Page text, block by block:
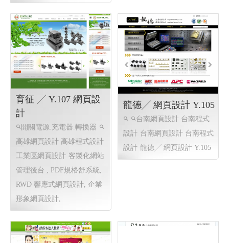
育征 ╱ Y.107 網頁設
計
開關電源.充電器.轉換器
高雄網頁設計 高雄程式設計
工業區網頁設計 客製化網站
管理後台 , PDF規格舒系統,
RWD 響應式網頁設計, 企業
形象網頁設計,
龍德╱ 網頁設計 Y.105
台南網頁設計 台南程式
設計 台南網頁設計 台南程式
設計 龍德╱ 網頁設計 Y.105